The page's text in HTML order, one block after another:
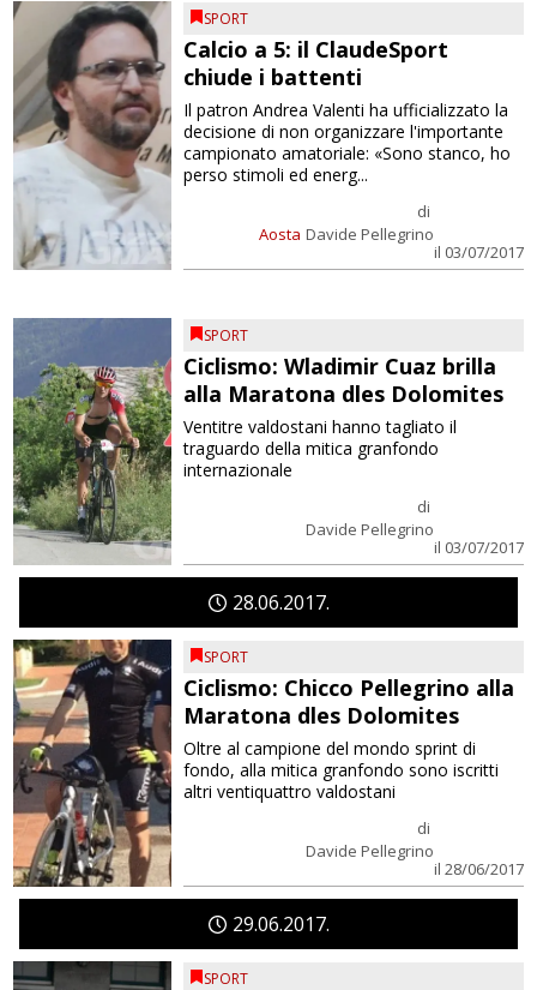
SPORT
Calcio a 5: il ClaudeSport
chiude i battenti
Aosta
di
Davide Pellegrino
il 03/07/2017
Il patron Andrea Valenti ha ufficializzato la
decisione di non organizzare l'importante
campionato amatoriale: «Sono stanco, ho
perso stimoli ed energ...
SPORT
Ciclismo: Wladimir Cuaz brilla
alla Maratona dles Dolomites
di
Davide Pellegrino
il 03/07/2017
Ventitre valdostani hanno tagliato il
traguardo della mitica granfondo
internazionale
2806 2017
SPORT
Ciclismo: Chicco Pellegrino alla
Maratona dles Dolomites
di
Davide Pellegrino
il 28/06/2017
Oltre al campione del mondo sprint di
fondo, alla mitica granfondo sono iscritti
altri ventiquattro valdostani
2906 2017
SPORT